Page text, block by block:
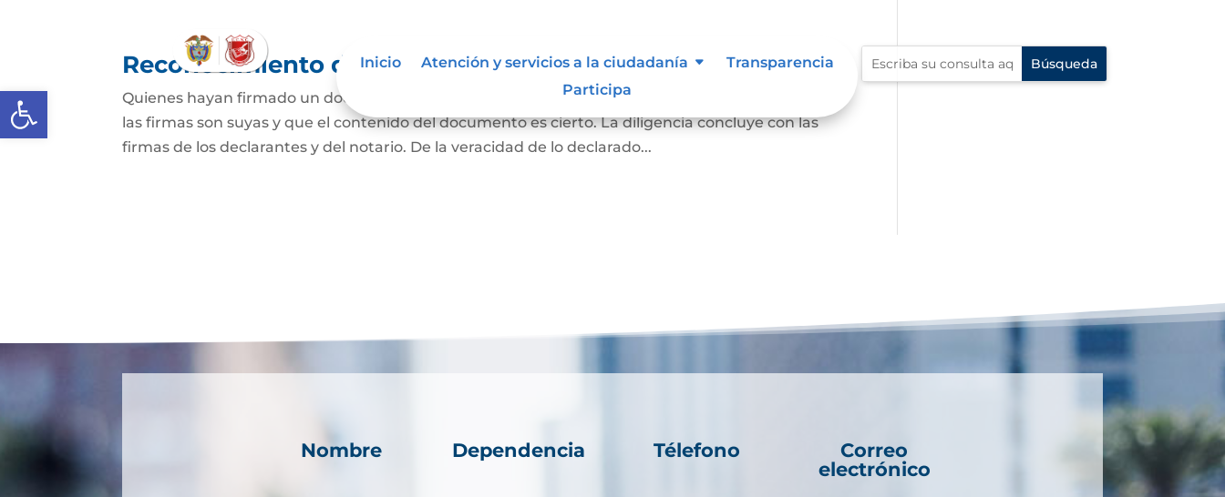
Abrir barra de herramientas
Inicio Atención y servicios a la ciudadanía
Transparencia
Participa
Reconocimiento de firma y contenido
Quienes hayan firmado un documento privado podrán acudir ante el notario para declarar que
las firmas son suyas y que el contenido del documento es cierto. La diligencia concluye con las
firmas de los declarantes y del notario. De la veracidad de lo declarado...
Nombre Dependencia Télefono
Correo
electrónico